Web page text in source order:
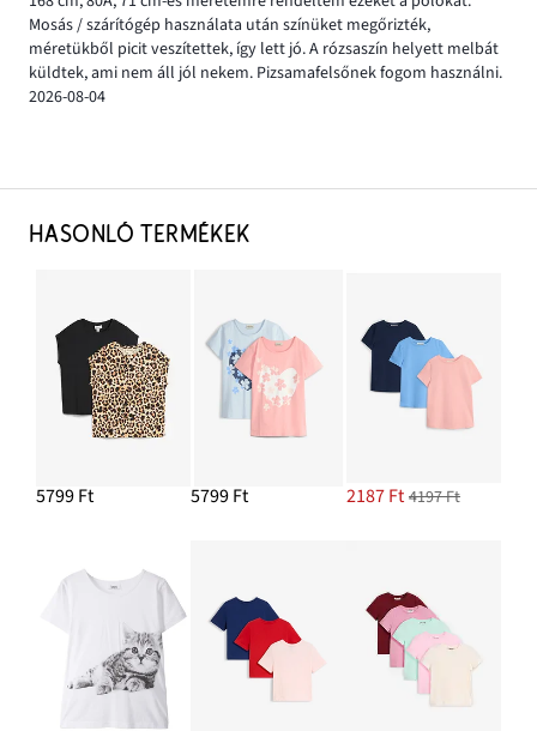
Mosás / szárítógép használata után színüket megőrizték,
méretükből picit veszítettek, így lett jó. A rózsaszín helyett melbát
küldtek, ami nem áll jól nekem. Pizsamafelsőnek fogom használni.
2026-08-04
HASONLÓ TERMÉKEK
5799 Ft 5799 Ft 2187 Ft 4197 Ft